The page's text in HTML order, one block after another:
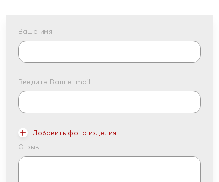
Ваше имя:
Введите Ваш e-mail:
Добавить фото изделия
Отзыв: